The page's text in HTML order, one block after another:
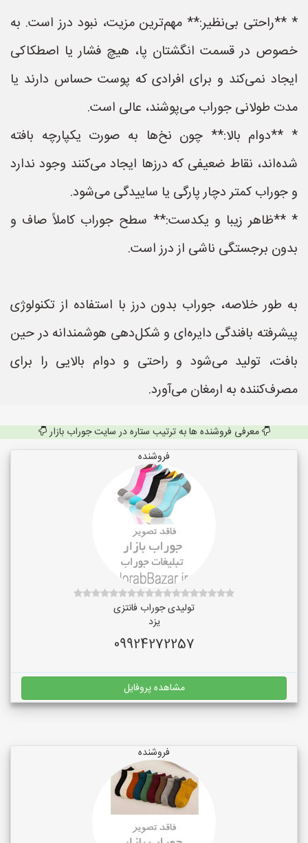
* **راحتی بی‌نظیر:** مهم‌ترین مزیت، نبود درز است. به
خصوص در قسمت انگشتان پا، هیچ فشار یا اصطکاکی
ایجاد نمی‌کند و برای افرادی که پوست حساس دارند یا
مدت طولانی جوراب می‌پوشند، عالی است.
* **دوام بالا:** چون نخ‌ها به صورت یکپارچه بافته
شده‌اند، نقاط ضعیفی که درزها ایجاد می‌کنند وجود ندارد
و جوراب کمتر دچار پارگی یا ساییدگی می‌شود.
* **ظاهر زیبا و یکدست:** سطح جوراب کاملاً صاف و
بدون برجستگی ناشی از درز است.
به طور خلاصه، جوراب بدون درز با استفاده از تکنولوژی
پیشرفته بافندگی دایره‌ای و شکل‌دهی هوشمندانه در حین
بافت، تولید می‌شود و راحتی و دوام بالایی را برای
مصرف‌کننده به ارمغان می‌آورد.
معرفی فروشنده ها به ترتیب ستاره در سایت جوراب بازار
فروشنده
تولیدی جوراب فانتزی
یزد
09924272257
مشاهده پروفایل
فروشنده